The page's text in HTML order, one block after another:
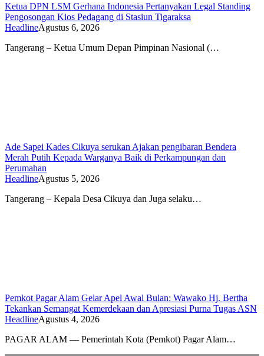
Ketua DPN LSM Gerhana Indonesia Pertanyakan Legal Standing
Pengosongan Kios Pedagang di Stasiun Tigaraksa
HeadlineAgustus 6, 2026
Tangerang – Ketua Umum Depan Pimpinan Nasional (…
Ade Sapei Kades Cikuya serukan Ajakan pengibaran Bendera
Merah Putih Kepada Warganya Baik di Perkampungan dan
Perumahan
HeadlineAgustus 5, 2026
Tangerang – Kepala Desa Cikuya dan Juga selaku…
Pemkot Pagar Alam Gelar Apel Awal Bulan: Wawako Hj. Bertha
Tekankan Semangat Kemerdekaan dan Apresiasi Purna Tugas ASN
HeadlineAgustus 4, 2026
PAGAR ALAM — Pemerintah Kota (Pemkot) Pagar Alam…